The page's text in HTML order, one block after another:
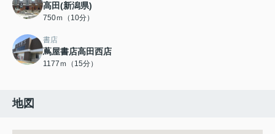
高田(新潟県)
750ｍ（10分）
書店
蔦屋書店高田西店
1177ｍ（15分）
地図